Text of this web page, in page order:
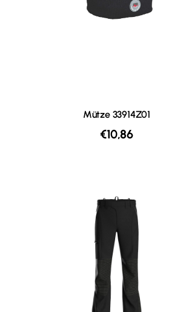
Mütze 33914Z01
€10,86